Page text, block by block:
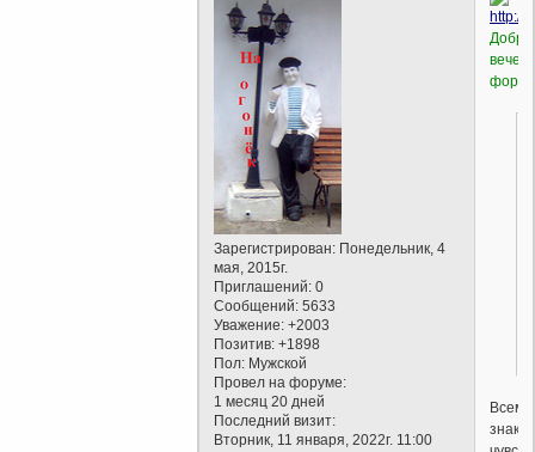
Зарегистрирован: Понедельник, 4
мая, 2015г.
Приглашений: 0
Сообщений: 5633
Уважение: +2003
Позитив: +1898
Пол: Мужской
Провел на форуме:
1 месяц 20 дней
Последний визит:
Вторник, 11 января, 2022г. 11:00
вечер,
Всем